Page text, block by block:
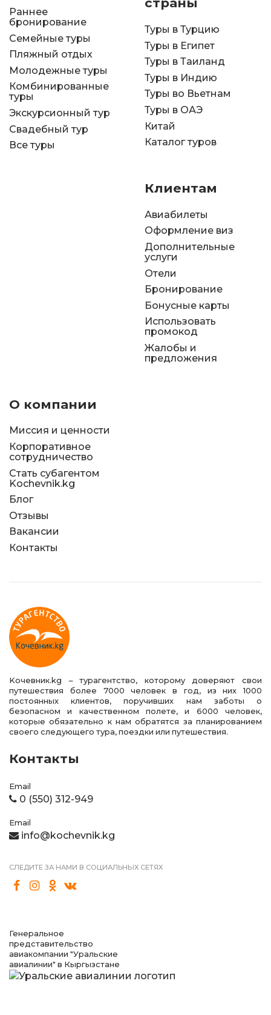
Раннее
бронирование
Семейные туры
Пляжный отдых
Молодежные туры
Комбинированные
туры
Экскурсионный тур
Свадебный тур
Все туры
Туры в Турцию
Туры в Египет
Туры в Таиланд
Туры в Индию
Туры во Вьетнам
Туры в ОАЭ
Китай
Каталог туров
Клиентам
Авиабилеты
Оформление виз
Дополнительные
услуги
Отели
Бронирование
Бонусные карты
Использовать
промокод
Жалобы и
предложения
О компании
Миссия и ценности
Корпоративное
сотрудничество
Стать субагентом
Kochevnik.kg
Блог
Отзывы
Вакансии
Контакты
Kочевник.kg – турагентство, которому доверяют свои
путешествия более 7000 человек в год, из них 1000
постоянных клиентов, поручивших нам заботы о
безопасном и качественном полете, и 6000 человек,
которые обязательно к нам обратятся за планированием
своего следующего тура, поездки или путешествия.
Контакты
Email
0 (550) 312-949
Email
info@kochevnik.kg
СЛЕДИТЕ ЗА НАМИ В СОЦИАЛЬНЫХ СЕТЯХ
Генеральное
представительство
авиакомпании "Уральские
авиалинии" в Кыргызстане